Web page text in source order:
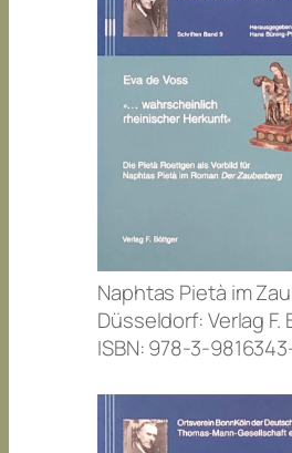
Naphtas Pietà im
Düsseldorf: Verlag F.
ISBN: 978-3-